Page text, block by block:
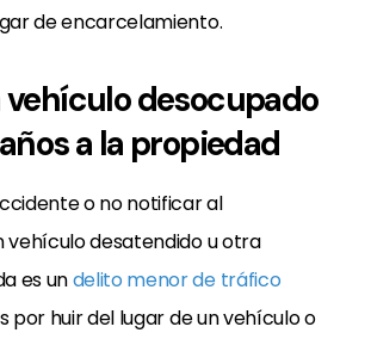
de encarcelamiento.
desocupado
a la propiedad
o no notificar al
vehículo desatendido u otra
es undelito menor de tráfico
por huir del lugar de un vehículo o